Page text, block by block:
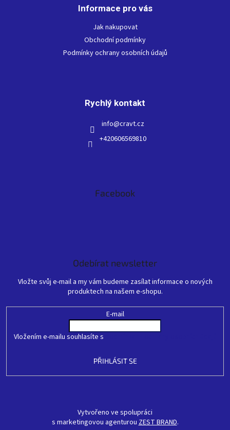
p
v
k
y
v
u
Informace pro vás
Jak nakupovat
Obchodní podmínky
Podmínky ochrany osobních údajů
Rychlý kontakt
info@cravt.cz
+420606569810
Facebook
Odebírat newsletter
Vložte svůj e-mail a my vám budeme zasílat informace o nových
produktech na našem e-shopu.
E-mail
Vložením e-mailu souhlasíte s
PŘIHLÁSIT SE
Vytvořeno ve spolupráci
s marketingovou agenturouZEST BRAND.